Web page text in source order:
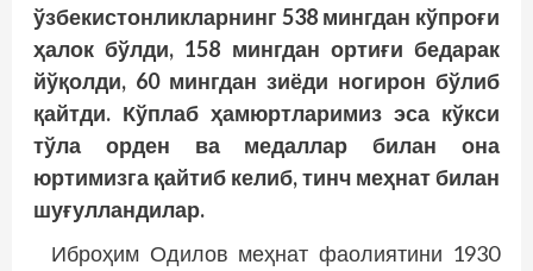
ўзбекистонликларнинг 538 мингдан кўпроғи
ҳалок бўлди, 158 мингдан ортиғи бедарак
йўқолди, 60 мингдан зиёди ногирон бўлиб
қайтди. Кўплаб ҳамюртларимиз эса кўкси
тўла орден ва медаллар билан она
юртимизга қайтиб келиб, тинч меҳнат билан
шуғулландилар.
Иброҳим Одилов меҳнат фаолиятини 1930